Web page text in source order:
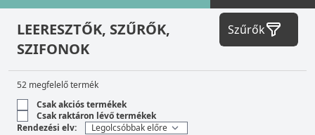
LEERESZTŐK, SZŰRŐK,
SZIFONOK
Szűrők
52 megfelelő termék
Csak akciós termékek
Csak raktáron lévő termékek
Rendezési elv: